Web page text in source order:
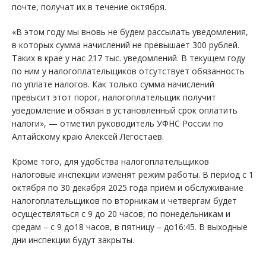
почте, получат их в течение октября.
«В этом году мы вновь не будем рассылать уведомления,
в которых сумма начислений не превышает 300 рублей.
Таких в крае у нас 217 тыс. уведомлений. В текущем году
по ним у налогоплательщиков отсутствует обязанность
по уплате налогов. Как только сумма начислений
превысит этот порог, налогоплательщик получит
уведомление и обязан в установленный срок оплатить
налоги», — отметил руководитель УФНС России по
Алтайскому краю Алексей Легостаев.
Кроме того, для удобства налогоплательщиков
налоговые инспекции изменят режим работы. В период с 1
октября по 30 декабря 2025 года приём и обслуживание
налогоплательщиков по вторникам и четвергам будет
осуществляться с 9 до 20 часов, по понедельникам и
средам – с 9 до18 часов, в пятницу – до16:45. В выходные
дни инспекции будут закрыты.